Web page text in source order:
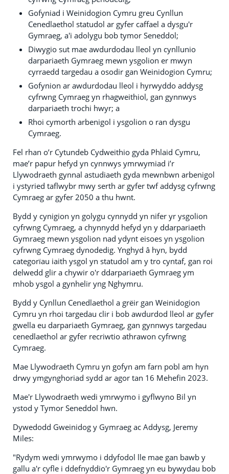
Gofyniad i Weinidogion Cymru greu Cynllun
Cenedlaethol statudol ar gyfer caffael a dysgu'r
Gymraeg, a'i adolygu bob tymor Seneddol;
Diwygio sut mae awdurdodau lleol yn cynllunio
darpariaeth Gymraeg mewn ysgolion er mwyn
cyrraedd targedau a osodir gan Weinidogion Cymru;
Gofynion ar awdurdodau lleol i hyrwyddo addysg
cyfrwng Cymraeg yn rhagweithiol, gan gynnwys
darpariaeth trochi hwyr; a
Rhoi cymorth arbenigol i ysgolion o ran dysgu
Cymraeg.
Fel rhan o’r Cytundeb Cydweithio gyda Phlaid Cymru,
mae’r papur hefyd yn cynnwys ymrwymiad i’r
Llywodraeth gynnal astudiaeth gyda mewnbwn arbenigol
i ystyried taflwybr mwy serth ar gyfer twf addysg cyfrwng
Cymraeg ar gyfer 2050 a thu hwnt.
Bydd y cynigion yn golygu cynnydd yn nifer yr ysgolion
cyfrwng Cymraeg, a chynnydd hefyd yn y ddarpariaeth
Gymraeg mewn ysgolion nad ydynt eisoes yn ysgolion
cyfrwng Cymraeg dynodedig. Ynghyd â hyn, bydd
categorïau iaith ysgol yn statudol am y tro cyntaf, gan roi
delwedd glir a chywir o'r ddarpariaeth Gymraeg ym
mhob ysgol a gynhelir yng Nghymru.
Bydd y Cynllun Cenedlaethol a grëir gan Weinidogion
Cymru yn rhoi targedau clir i bob awdurdod lleol ar gyfer
gwella eu darpariaeth Gymraeg, gan gynnwys targedau
cenedlaethol ar gyfer recriwtio athrawon cyfrwng
Cymraeg.
Mae Llywodraeth Cymru yn gofyn am farn pobl am hyn
drwy ymgynghoriad sydd ar agor tan 16 Mehefin 2023.
Mae'r Llywodraeth wedi ymrwymo i gyflwyno Bil yn
ystod y Tymor Seneddol hwn.
Dywedodd Gweinidog y Gymraeg ac Addysg, Jeremy
Miles:
"Rydym wedi ymrwymo i ddyfodol lle mae gan bawb y
gallu a'r cyfle i ddefnyddio'r Gymraeg yn eu bywydau bob